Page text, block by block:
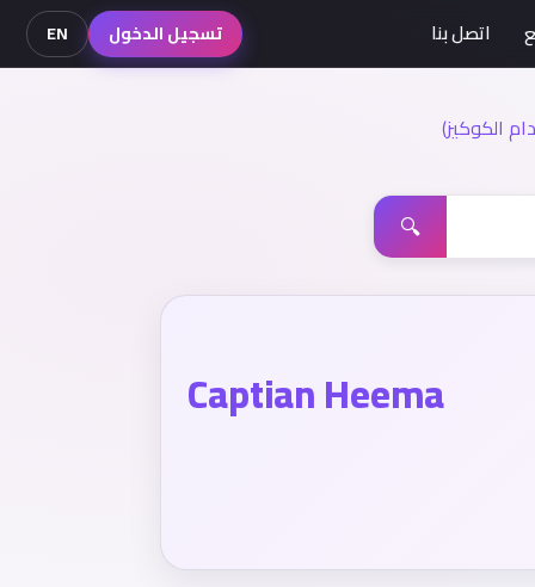
الكوكيز)
اتصل بنا تسجيل الدخول EN
🔍
Captian Heema